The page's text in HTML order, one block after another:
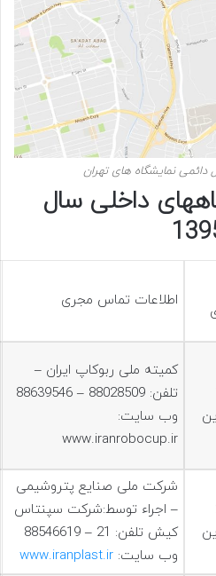
نمایشگاه های تهران
داخلی سال
اطلاعات تماس مجری
کمیته ملی ربوکاپ ایران –
تلفن: 88028509 – 88639546
وب سایت:
www.iranrobocup.ir
شرکت ملی صنایع پتروشیمی
– اجراء توسط:شرکت سپنتاس
کیش تلفن: 21 – 88546619
وب سایت: www.iranplast.ir